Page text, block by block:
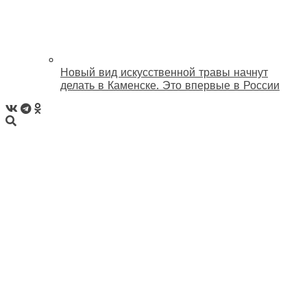
Новый вид искусственной травы начнут
делать в Каменске. Это впервые в России